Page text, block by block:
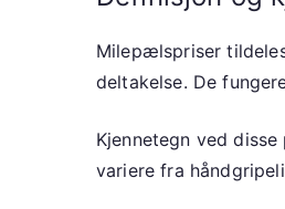
Milepælspriser
deltakelse. De
Kjennetegn ved
variere fra